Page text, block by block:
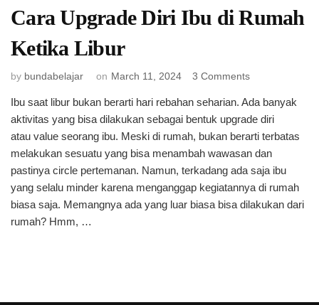
Cara Upgrade Diri Ibu di Rumah
Ketika Libur
by bundabelajar on March 11, 2024 3 Commentson
Upgrade
Diri
Ibu
di
Rumah
Ketika
Libur
Ibu saat libur bukan berarti hari rebahan seharian. Ada banyak
aktivitas yang bisa dilakukan sebagai bentuk upgrade diri
atau value seorang ibu. Meski di rumah, bukan berarti terbatas
melakukan sesuatu yang bisa menambah wawasan dan
pastinya circle pertemanan. Namun, terkadang ada saja ibu
yang selalu minder karena menganggap kegiatannya di rumah
biasa saja. Memangnya ada yang luar biasa bisa dilakukan dari
rumah? Hmm, …